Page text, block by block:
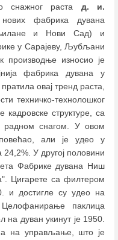
снажног раста д. и.
фабрика дувана
и Нови Сад) и
у Сарајеву, Љубљани
производње износио је
фабрика дувана у
овај тренд раста,
техничко-технолошког
структуре, са
радном снагом. У овом
али је удео у
24,2%. У другој половини
Фабрике дувана Ниш
Цигарете са филтером
и достигле су удео на
паклица
дуван укинут је 1950.
на управљање, што је